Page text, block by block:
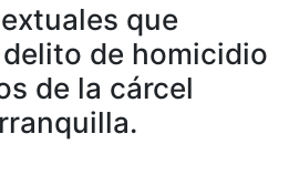
que
de homicidio
de la cárcel